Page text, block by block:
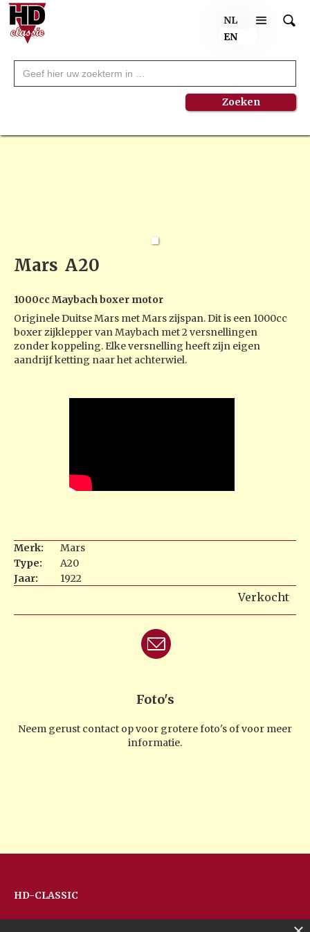
NL
EN
Mars A20
1000cc Maybach boxer motor
Originele Duitse Mars met Mars zijspan. Dit is een 1000cc
boxer zijklepper van Maybach met 2 versnellingen
zonder koppeling. Elke versnelling heeft zijn eigen
aandrijf ketting naar het achterwiel.
Merk:
Mars
Type:
A20
Jaar:
1922
Verkocht
Foto's
Neem gerust contact op voor grotere foto's of voor meer
informatie.
HD-CLASSIC
Hans Devos